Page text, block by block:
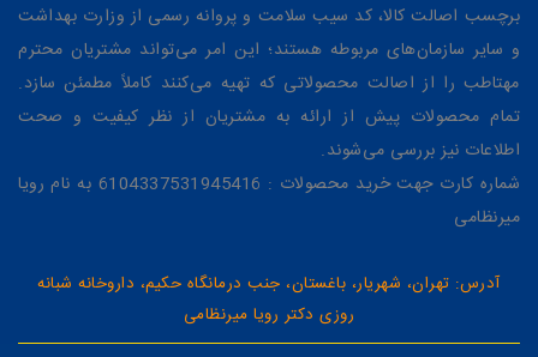
برچسب اصالت کالا، کد سیب سلامت و پروانه رسمی از وزارت بهداشت
و سایر سازمان‌های مربوطه هستند؛ این امر می‌تواند مشتریان محترم
مهتاطب را از اصالت محصولاتی که تهیه می‌کنند کاملاً مطمئن سازد.
تمام محصولات پیش از ارائه به مشتریان از نظر کیفیت و صحت
اطلاعات نیز بررسی می‌شوند.
شماره کارت جهت خرید محصولات : 6104337531945416 به نام رویا
میرنظامی
آدرس: تهران، شهریار، باغستان، جنب درمانگاه حکیم، داروخانه شبانه
روزی دکتر رویا میرنظامی